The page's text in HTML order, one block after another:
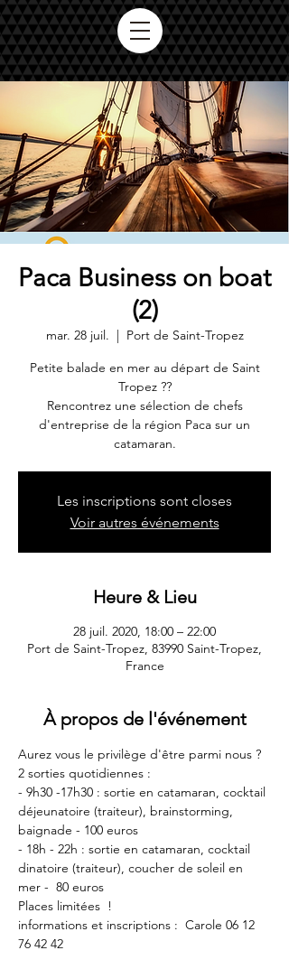
Paca Business on boat
(2)
mar. 28 juil.
  |
Port de Saint-Tropez
Petite balade en mer au départ de Saint
Tropez ??
Rencontrez une sélection de chefs
d'entreprise de la région Paca sur un
Les inscriptions sont closes
Voir autres événements
Heure & Lieu
28 juil. 2020, 18:00 – 22:00
Port de Saint-Tropez, 83990 Saint-Tropez,
France
À propos de l'événement
Aurez vous le privilège d'être parmi nous ?
2 sorties quotidiennes :
- 9h30 -17h30 : sortie en catamaran, cocktail
déjeunatoire (traiteur), brainstorming,
baignade - 100 euros
- 18h - 22h : sortie en catamaran, cocktail
dinatoire (traiteur), coucher de soleil en
mer -  80 euros
Places limitées  !
informations et inscriptions :  Carole 06 12
76 42 42